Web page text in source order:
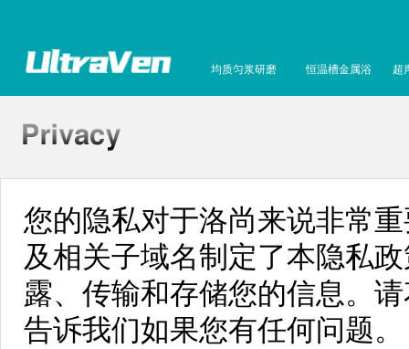
均质匀浆研磨 恒温槽金属浴 超
您的隐私对于洛尚来说非常
及相关子域名制定了本隐私
露、传输和存储您的信息。
告诉我们如果您有任何问题。